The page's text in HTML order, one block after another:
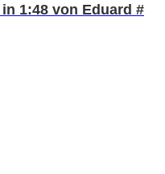
1:48 von Eduard #